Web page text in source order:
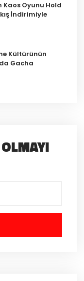
Kaos Oyunu Hold
İndirimiyle
Kültürünün
Gacha